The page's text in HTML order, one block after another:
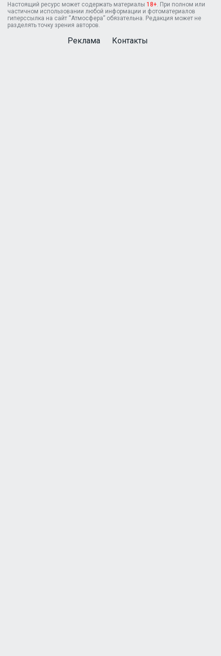
Настоящий ресурс может содержать материалы 18+. При полном или
частичном использовании любой информации и фотоматериалов
гиперссылка на сайт “Атмосфера” обязательна. Редакция может не
разделять точку зрения авторов.
Реклама Контакты